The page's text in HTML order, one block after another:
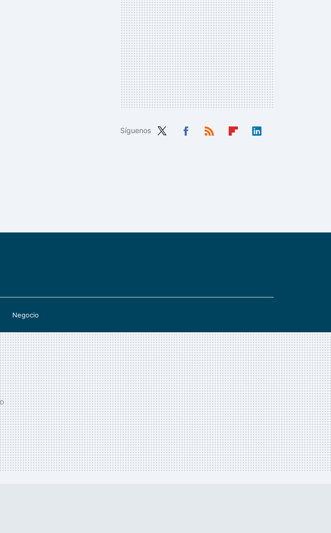
Síguenos
Negocio